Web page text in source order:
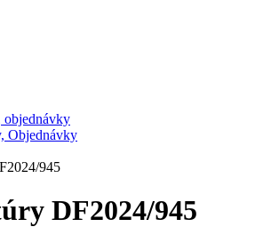
objednávky
Objednávky
945
DF2024/945